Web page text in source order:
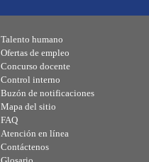
Talento humano
Ofertas de empleo
Concurso docente
Control interno
Buzón de notificaciones
Mapa del sitio
FAQ
Atención en línea
Contáctenos